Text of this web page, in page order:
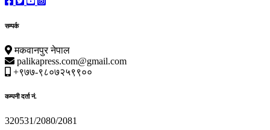
सम्पर्क
मकवानपुर नेपाल
palikapress.com@gmail.com
+९७७-९८०७२५९९००
कम्पनी दर्ता नं.
320531/2080/2081